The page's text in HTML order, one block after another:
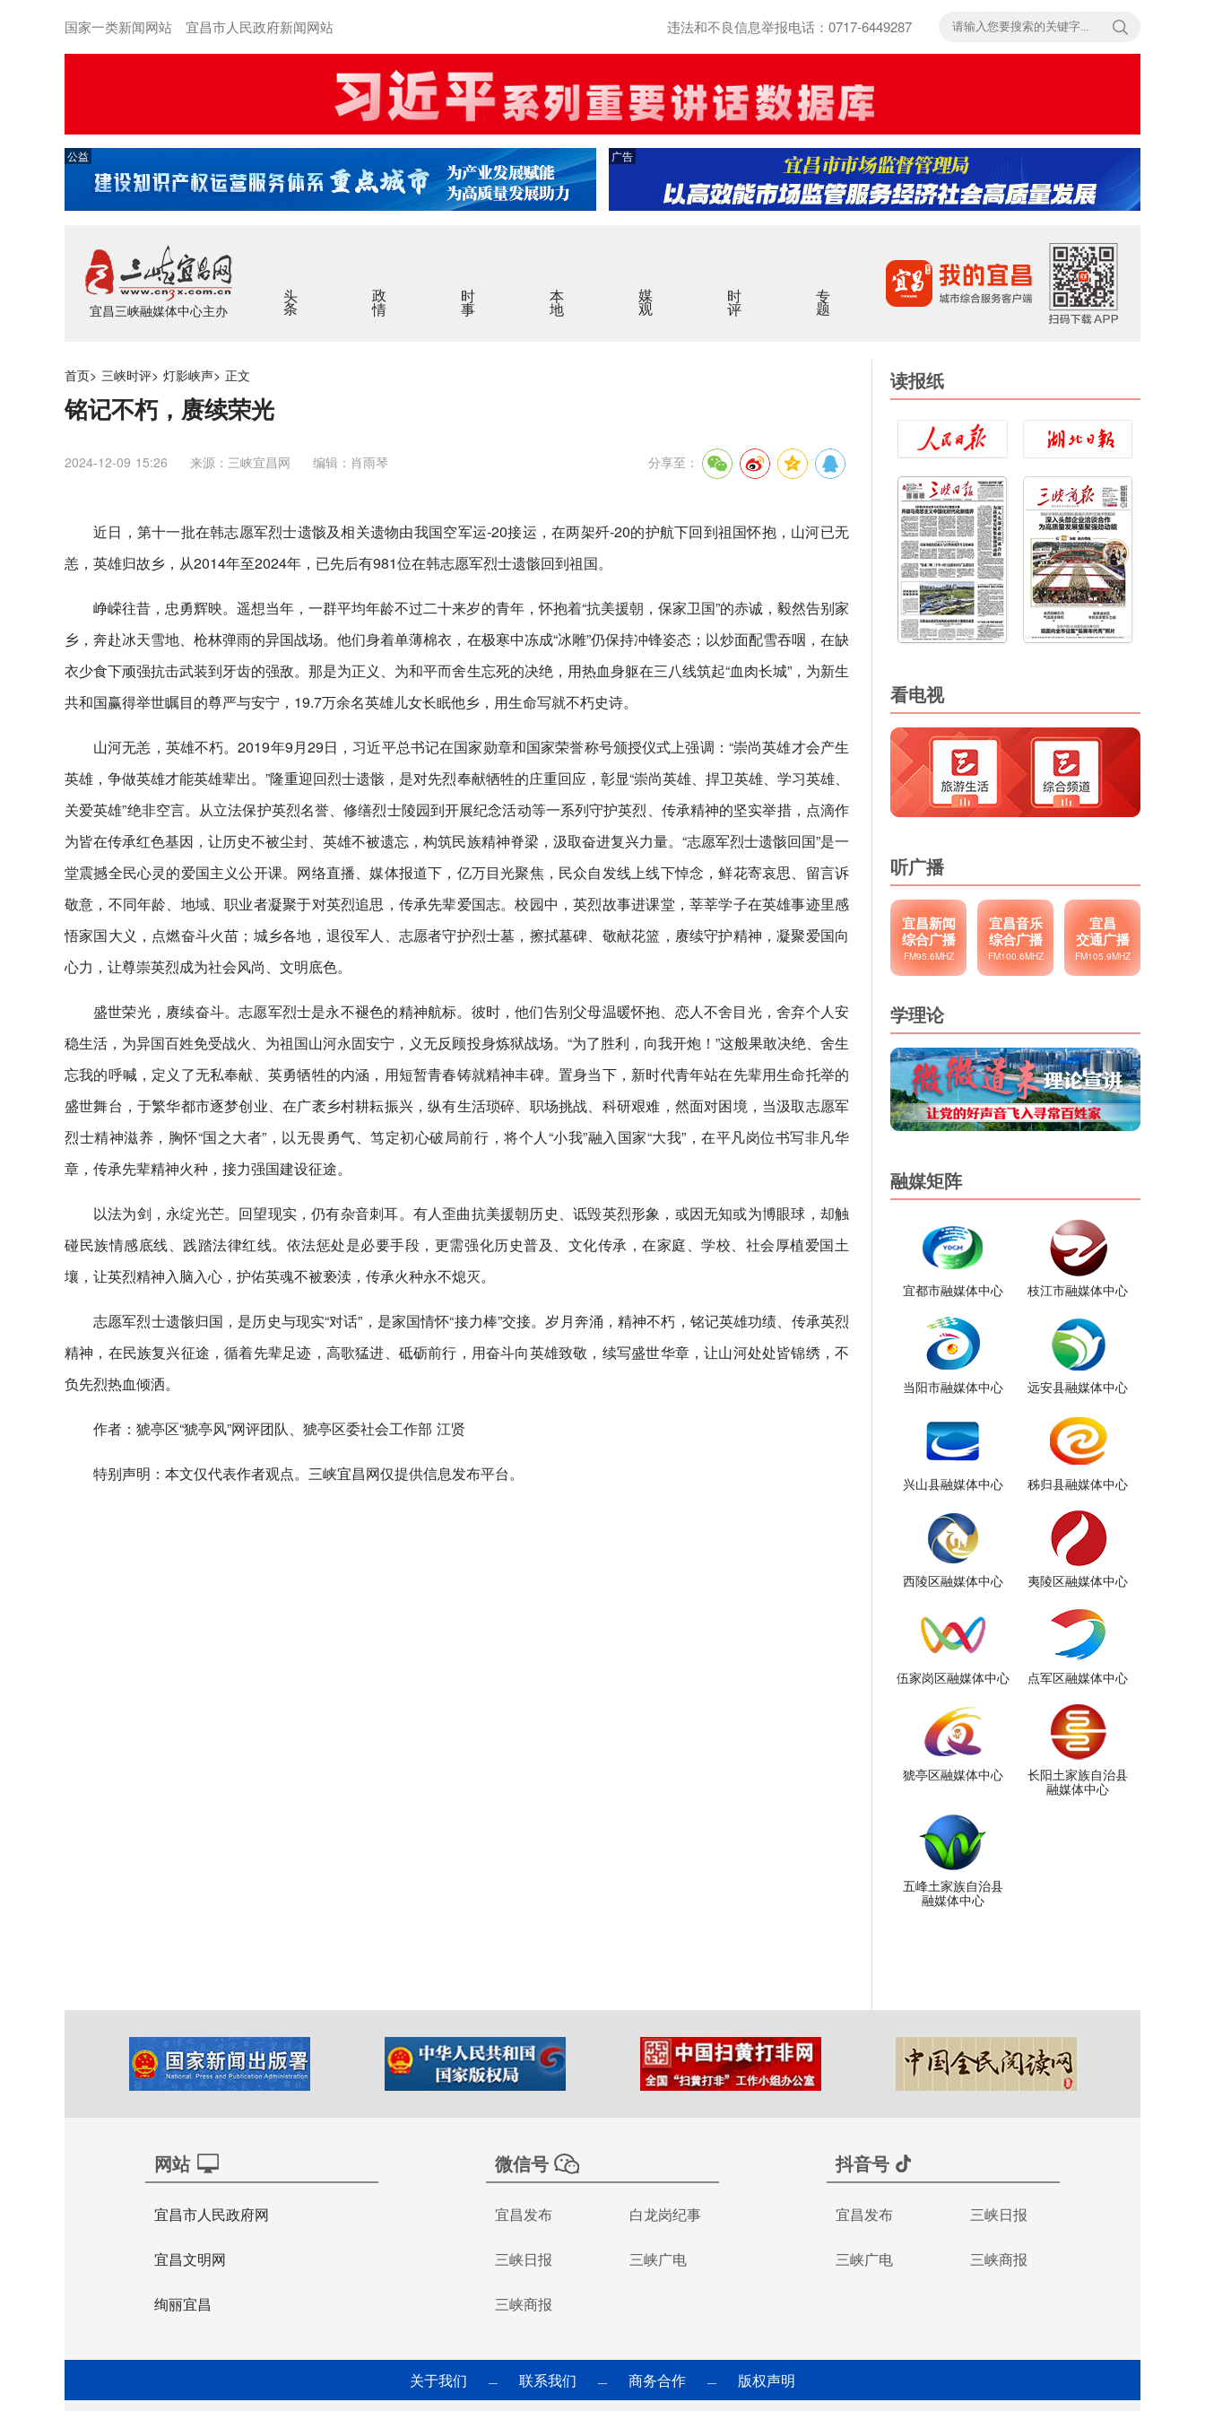
国家一类新闻网站 宜昌市人民政府新闻网站 违法和不良信息举报电话：0717-6449287
公益 广告
宜昌三峡融媒体中心主办
头条 政情 时事 本地 媒观 时评 专题
首页> 三峡时评> 灯影峡声> 正文
铭记不朽，赓续荣光
2024-12-09 15:26 来源：三峡宜昌网 编辑：肖雨琴 分享至：
近日，第十一批在韩志愿军烈士遗骸及相关遗物由我国空军运-20接运，在两架歼-20的护航下回到祖国怀抱，山河已无
恙，英雄归故乡，从2014年至2024年，已先后有981位在韩志愿军烈士遗骸回到祖国。
峥嵘往昔，忠勇辉映。遥想当年，一群平均年龄不过二十来岁的青年，怀抱着“抗美援朝，保家卫国”的赤诚，毅然告别家
乡，奔赴冰天雪地、枪林弹雨的异国战场。他们身着单薄棉衣，在极寒中冻成“冰雕”仍保持冲锋姿态；以炒面配雪吞咽，在缺
衣少食下顽强抗击武装到牙齿的强敌。那是为正义、为和平而舍生忘死的决绝，用热血身躯在三八线筑起“血肉长城”，为新生
共和国赢得举世瞩目的尊严与安宁，19.7万余名英雄儿女长眠他乡，用生命写就不朽史诗。
山河无恙，英雄不朽。2019年9月29日，习近平总书记在国家勋章和国家荣誉称号颁授仪式上强调：“崇尚英雄才会产生
英雄，争做英雄才能英雄辈出。”隆重迎回烈士遗骸，是对先烈奉献牺牲的庄重回应，彰显“崇尚英雄、捍卫英雄、学习英雄、
关爱英雄”绝非空言。从立法保护英烈名誉、修缮烈士陵园到开展纪念活动等一系列守护英烈、传承精神的坚实举措，点滴作
为皆在传承红色基因，让历史不被尘封、英雄不被遗忘，构筑民族精神脊梁，汲取奋进复兴力量。“志愿军烈士遗骸回国”是一
堂震撼全民心灵的爱国主义公开课。网络直播、媒体报道下，亿万目光聚焦，民众自发线上线下悼念，鲜花寄哀思、留言诉
敬意，不同年龄、地域、职业者凝聚于对英烈追思，传承先辈爱国志。校园中，英烈故事进课堂，莘莘学子在英雄事迹里感
悟家国大义，点燃奋斗火苗；城乡各地，退役军人、志愿者守护烈士墓，擦拭墓碑、敬献花篮，赓续守护精神，凝聚爱国向
心力，让尊崇英烈成为社会风尚、文明底色。
盛世荣光，赓续奋斗。志愿军烈士是永不褪色的精神航标。彼时，他们告别父母温暖怀抱、恋人不舍目光，舍弃个人安
稳生活，为异国百姓免受战火、为祖国山河永固安宁，义无反顾投身炼狱战场。“为了胜利，向我开炮！”这般果敢决绝、舍生
忘我的呼喊，定义了无私奉献、英勇牺牲的内涵，用短暂青春铸就精神丰碑。置身当下，新时代青年站在先辈用生命托举的
盛世舞台，于繁华都市逐梦创业、在广袤乡村耕耘振兴，纵有生活琐碎、职场挑战、科研艰难，然面对困境，当汲取志愿军
烈士精神滋养，胸怀“国之大者”，以无畏勇气、笃定初心破局前行，将个人“小我”融入国家“大我”，在平凡岗位书写非凡华
章，传承先辈精神火种，接力强国建设征途。
以法为剑，永绽光芒。回望现实，仍有杂音刺耳。有人歪曲抗美援朝历史、诋毁英烈形象，或因无知或为博眼球，却触
碰民族情感底线、践踏法律红线。依法惩处是必要手段，更需强化历史普及、文化传承，在家庭、学校、社会厚植爱国土
壤，让英烈精神入脑入心，护佑英魂不被亵渎，传承火种永不熄灭。
志愿军烈士遗骸归国，是历史与现实“对话”，是家国情怀“接力棒”交接。岁月奔涌，精神不朽，铭记英雄功绩、传承英烈
精神，在民族复兴征途，循着先辈足迹，高歌猛进、砥砺前行，用奋斗向英雄致敬，续写盛世华章，让山河处处皆锦绣，不
负先烈热血倾洒。
作者：猇亭区“猇亭风”网评团队、猇亭区委社会工作部 江贤
特别声明：本文仅代表作者观点。三峡宜昌网仅提供信息发布平台。
读报纸
看电视
听广播
宜昌新闻
综合广播
FM95.6MHZ
宜昌音乐
综合广播
FM100.6MHZ
宜昌
交通广播
FM105.9MHZ
学理论
融媒矩阵
宜都市融媒体中心 枝江市融媒体中心
当阳市融媒体中心 远安县融媒体中心
兴山县融媒体中心 秭归县融媒体中心
西陵区融媒体中心 夷陵区融媒体中心
伍家岗区融媒体中心 点军区融媒体中心
猇亭区融媒体中心
长阳土家族自治县
融媒体中心
五峰土家族自治县
融媒体中心
网站
宜昌市人民政府网
宜昌文明网
绚丽宜昌
微信号
宜昌发布 白龙岗纪事
三峡日报 三峡广电
三峡商报
抖音号
宜昌发布 三峡日报
三峡广电 三峡商报
关于我们 — 联系我们 — 商务合作 — 版权声明